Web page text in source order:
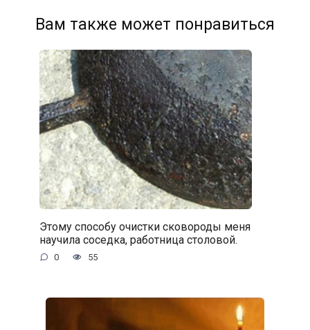
Вам также может понравиться
Этому способу очистки сковороды меня
научила соседка, работница столовой.
0 55